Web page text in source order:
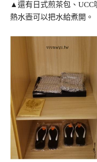
▲還有日式煎茶包、UCC
熱水壺可以把水給煮開。